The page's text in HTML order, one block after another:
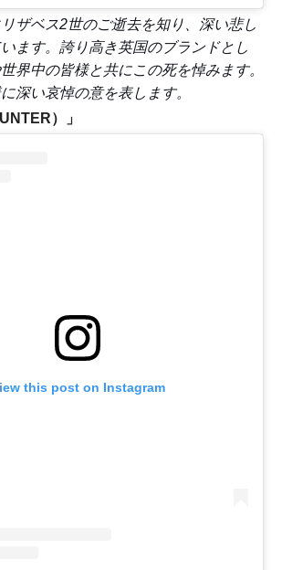
ザベス2世のご逝去を知り、深い悲し
ます。誇り高き英国のブランドとし
界中の皆様と共にこの死を悼みます。
深い哀悼の意を表します。
）」
this post on Instagram